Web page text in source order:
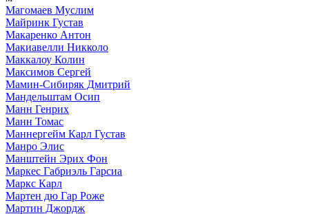
Магомаев Муслим
Майринк Густав
Макаренко Антон
Макиавелли Никколо
Маккалоу Колин
Максимов Сергей
Мамин-Сибиряк Дмитрий
Мандельштам Осип
Манн Генрих
Манн Томас
Маннергейм Карл Густав
Манро Элис
Манштейн Эрих Фон
Маркес Габриэль Гарсиа
Маркс Карл
Мартен дю Гар Роже
Мартин Джордж